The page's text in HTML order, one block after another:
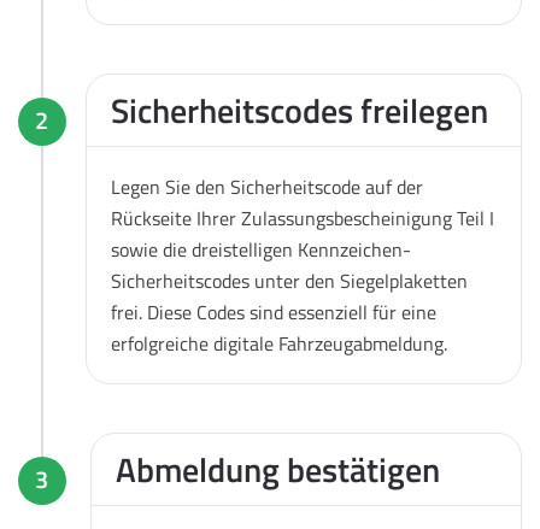
2 Sicherheitscodes freilegen
Legen Sie den Sicherheitscode auf der
Rückseite Ihrer Zulassungsbescheinigung Teil I
sowie die dreistelligen Kennzeichen-
Sicherheitscodes unter den Siegelplaketten
frei. Diese Codes sind essenziell für eine
erfolgreiche digitale Fahrzeugabmeldung.
3 Abmeldung bestätigen